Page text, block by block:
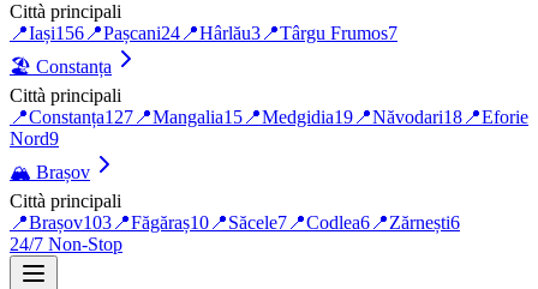
Città principali
📍Iași156 📍Pașcani24 📍Hârlău3 📍Târgu Frumos7
🏖️ Constanța
Città principali
📍Constanța127 📍Mangalia15 📍Medgidia19 📍Năvodari18 📍Eforie
Nord9
🏔️ Brașov
Città principali
📍Brașov103 📍Făgăraș10 📍Săcele7 📍Codlea6 📍Zărnești6
24/7 Non-Stop